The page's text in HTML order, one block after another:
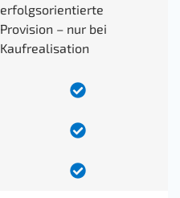
erfolgsorientierte
Provision – nur bei
Kaufrealisation